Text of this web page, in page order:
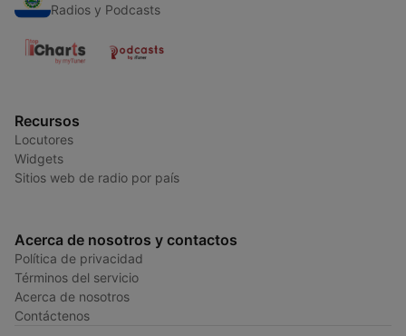
Radios y Podcasts
Recursos
Locutores
Widgets
Sitios web de radio por país
Acerca de nosotros y contactos
Política de privacidad
Términos del servicio
Acerca de nosotros
Contáctenos